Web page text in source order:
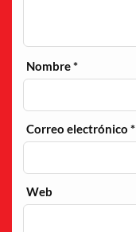
Nombre*
Correo electrónico*
Web